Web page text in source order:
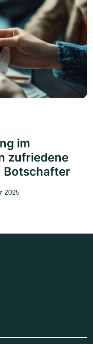
im
zufriedene
Botschafter
2025